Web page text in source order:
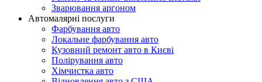
Зварювання аргоном
Автомалярні послуги
Фарбування авто
Локальне фарбування авто
Кузовний ремонт авто в Києві
Полірування авто
Хімчистка авто